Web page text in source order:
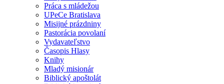
Práca s mládežou
UPeCe Bratislava
Misijné prázdniny
Pastorácia povolaní
Vydavateľstvo
Časopis Hlasy
Knihy
Mladý misionár
Biblický apoštolát